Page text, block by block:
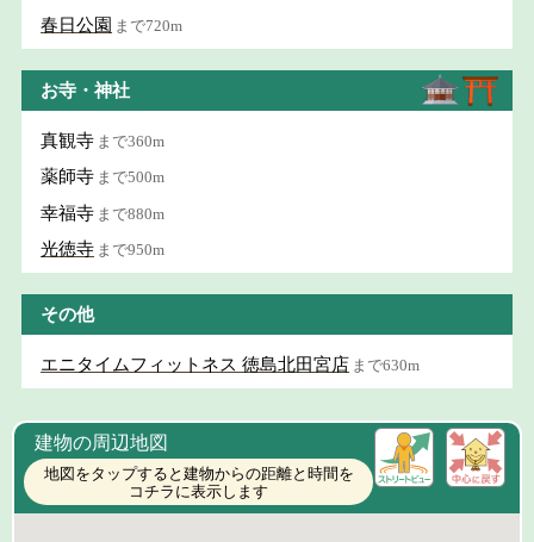
春日公園 まで720m
お寺・神社
真観寺 まで360m
薬師寺 まで500m
幸福寺 まで880m
光徳寺 まで950m
その他
エニタイムフィットネス 徳島北田宮店 まで630m
建物の周辺地図
地図をタップすると建物からの距離と時間を
コチラに表示します